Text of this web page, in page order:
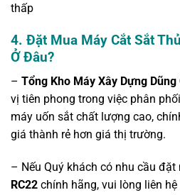
thấp
4. Đặt Mua Máy Cắt Sắt
Ở Đâu?
– Tổng Kho Máy Xây Dựng Dũng
vị tiên phong trong việc phân
máy uốn sắt chất lượng cao,
giá thành rẻ hơn giá thị trường.
– Nếu Quý khách có nhu cầu đặt
RC22 chính hãng, vui lòng liên